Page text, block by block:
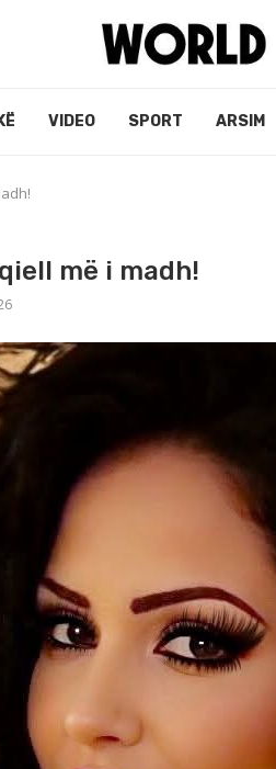
VIDEO SPORT ARSIM
më i madh!